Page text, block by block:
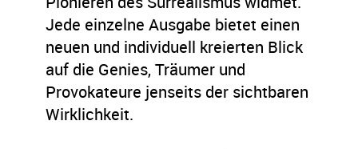
Jede einzelne Ausgabe bietet einen
neuen und individuell kreierten Blick
auf die Genies, Träumer und
Provokateure jenseits der sichtbaren
Wirklichkeit.